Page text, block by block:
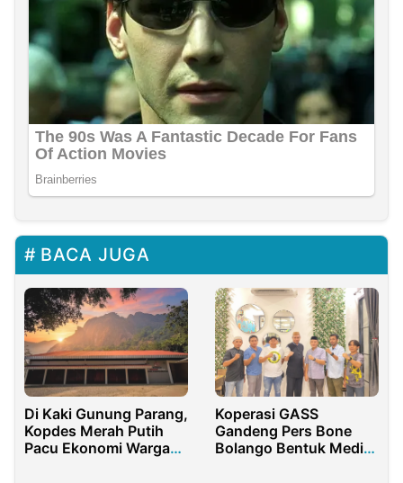
BACA JUGA
Di Kaki Gunung Parang,
Kopdes Merah Putih
Pacu Ekonomi Warga
Koperasi GASS
Gandeng Pers Bone
Bolango Bentuk Media